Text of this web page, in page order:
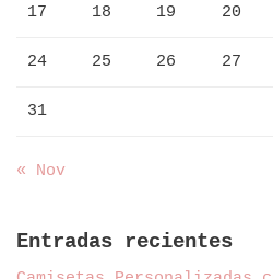
17 18 19 20
24 25 26 27
31
« Nov
Entradas recientes